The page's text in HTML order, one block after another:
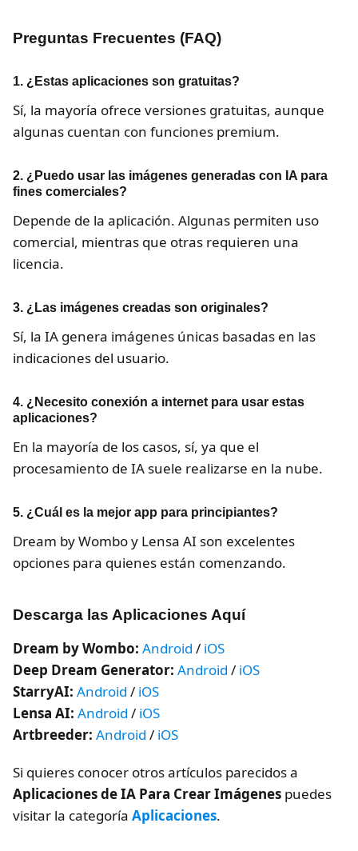
Preguntas Frecuentes (FAQ)
1. ¿Estas aplicaciones son gratuitas?
Sí, la mayoría ofrece versiones gratuitas, aunque
algunas cuentan con funciones premium.
2. ¿Puedo usar las imágenes generadas con IA para
fines comerciales?
Depende de la aplicación. Algunas permiten uso
comercial, mientras que otras requieren una
licencia.
3. ¿Las imágenes creadas son originales?
Sí, la IA genera imágenes únicas basadas en las
indicaciones del usuario.
4. ¿Necesito conexión a internet para usar estas
aplicaciones?
En la mayoría de los casos, sí, ya que el
procesamiento de IA suele realizarse en la nube.
5. ¿Cuál es la mejor app para principiantes?
Dream by Wombo y Lensa AI son excelentes
opciones para quienes están comenzando.
Descarga las Aplicaciones Aquí
Dream by Wombo: Android / iOS
Deep Dream Generator: Android / iOS
StarryAI: Android / iOS
Lensa AI: Android / iOS
Artbreeder: Android / iOS
Si quieres conocer otros artículos parecidos a
Aplicaciones de IA Para Crear Imágenes puedes
visitar la categoría Aplicaciones.